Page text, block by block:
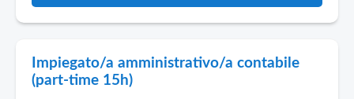
Impiegato/a amministrativo/a contabile
(part-time 15h)